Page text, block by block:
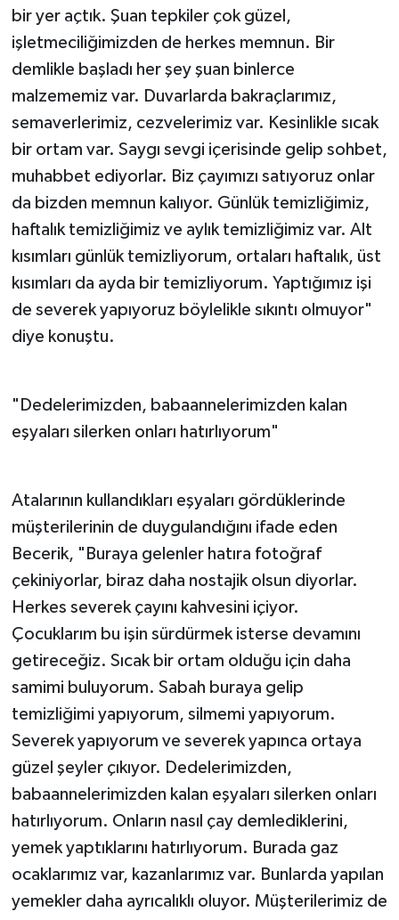
bir yer açtık. Şuan tepkiler çok güzel,
işletmeciliğimizden de herkes memnun. Bir
demlikle başladı her şey şuan binlerce
malzememiz var. Duvarlarda bakraçlarımız,
semaverlerimiz, cezvelerimiz var. Kesinlikle sıcak
bir ortam var. Saygı sevgi içerisinde gelip sohbet,
muhabbet ediyorlar. Biz çayımızı satıyoruz onlar
da bizden memnun kalıyor. Günlük temizliğimiz,
haftalık temizliğimiz ve aylık temizliğimiz var. Alt
kısımları günlük temizliyorum, ortaları haftalık, üst
kısımları da ayda bir temizliyorum. Yaptığımız işi
de severek yapıyoruz böylelikle sıkıntı olmuyor"
diye konuştu.
"Dedelerimizden, babaannelerimizden kalan
eşyaları silerken onları hatırlıyorum"
Atalarının kullandıkları eşyaları gördüklerinde
müşterilerinin de duygulandığını ifade eden
Becerik, "Buraya gelenler hatıra fotoğraf
çekiniyorlar, biraz daha nostajik olsun diyorlar.
Herkes severek çayını kahvesini içiyor.
Çocuklarım bu işin sürdürmek isterse devamını
getireceğiz. Sıcak bir ortam olduğu için daha
samimi buluyorum. Sabah buraya gelip
temizliğimi yapıyorum, silmemi yapıyorum.
Severek yapıyorum ve severek yapınca ortaya
güzel şeyler çıkıyor. Dedelerimizden,
babaannelerimizden kalan eşyaları silerken onları
hatırlıyorum. Onların nasıl çay demlediklerini,
yemek yaptıklarını hatırlıyorum. Burada gaz
ocaklarımız var, kazanlarımız var. Bunlarda yapılan
yemekler daha ayrıcalıklı oluyor. Müşterilerimiz de